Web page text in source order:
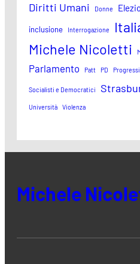
Diritti Umani Donne
inclusione Interrogazione
Michele Nicoletti
Parlamento Patt PD
Socialisti e Democratici
Università Violenza
Michele